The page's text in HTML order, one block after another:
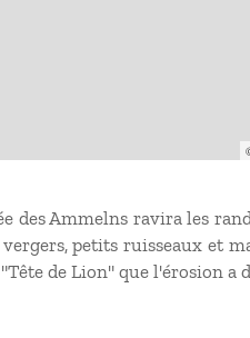
des Ammelns ravira les
petits ruisseaux et
de Lion" que l'érosion a